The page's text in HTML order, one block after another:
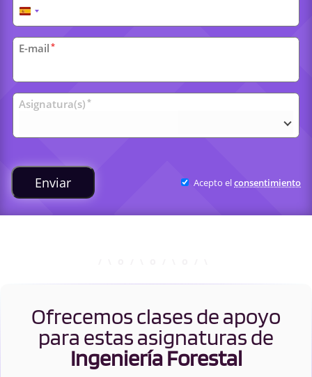
España
+34
E-mail *
Clases
universitarias
Asignatura(s) *
Enviar Acepto elconsentimiento
Ofrecemos clases de apoyo
para estas asignaturas de
Ingeniería Forestal